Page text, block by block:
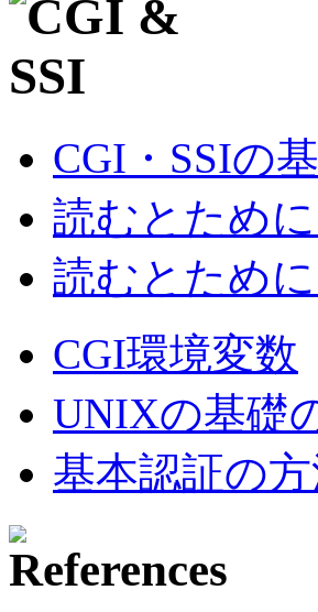
CGI・SSIの
読むとため
読むとため
CGI環境変数
UNIXの基礎
基本認証の